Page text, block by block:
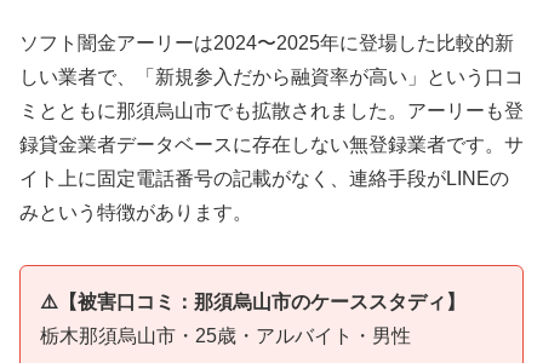
ソフト闇金アーリーは2024〜2025年に登場した比較的新
しい業者で、「新規参入だから融資率が高い」という口コ
ミとともに那須烏山市でも拡散されました。アーリーも登
録貸金業者データベースに存在しない無登録業者です。サ
イト上に固定電話番号の記載がなく、連絡手段がLINEの
みという特徴があります。
⚠️【被害口コミ：那須烏山市のケーススタディ】
栃木那須烏山市・25歳・アルバイト・男性